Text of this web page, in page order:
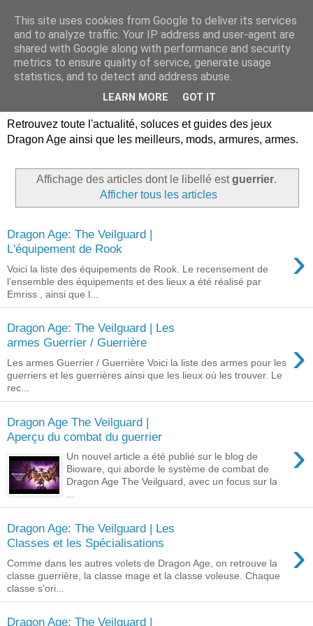
Dragon Age Univers :
Guides, soluces, infos sur
les jeux Dragon Age.
Retrouvez toute l'actualité, soluces et guides des jeux
Dragon Age ainsi que les meilleurs, mods, armures, armes.
Affichage des articles dont le libellé estguerrier.
Afficher tous les articles
Dragon Age: The Veilguard |
L'équipement de Rook
›
Voici la liste des équipements de Rook. Le recensement de
l’ensemble des équipements et des lieux a été réalisé par
Emriss , ainsi que l...
Dragon Age: The Veilguard | Les
armes Guerrier / Guerrière
›
Les armes Guerrier / Guerrière Voici la liste des armes pour les
guerriers et les guerrières ainsi que les lieux où les trouver. Le
rec...
Dragon Age The Veilguard |
Aperçu du combat du guerrier
›
Un nouvel article a été publié sur le blog de
Bioware, qui aborde le système de combat de
Dragon Age The Veilguard, avec un focus sur la
...
Dragon Age: The Veilguard | Les
Classes et les Spécialisations
›
Comme dans les autres volets de Dragon Age, on retrouve la
classe guerrière, la classe mage et la classe voleuse. Chaque
classe s'ori...
Dragon Age: The Veilguard |
This site uses cookies from Google to deliver its services
and to analyze traffic. Your IP address and user-agent are
shared with Google along with performance and security
metrics to ensure quality of service, generate usage
statistics, and to detect and address abuse.
LEARN MORE GOT IT